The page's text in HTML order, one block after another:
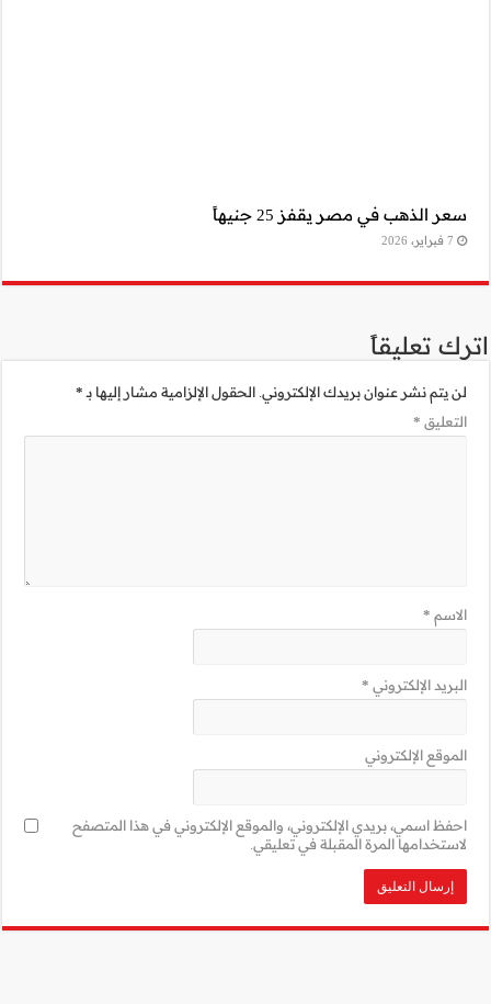
مشار إليها بـ*
في هذا المتصفح